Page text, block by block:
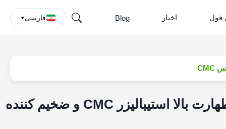
قول اخبار Blog فارسی
افزودنی مواد غذایی با طهارت بالا استیبالیزر CMC و ضخیم کننده